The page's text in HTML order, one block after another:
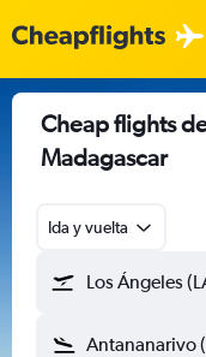
Cheap flights
Madagascar
Ida y vuelta
Los Ángeles
Antananarivo